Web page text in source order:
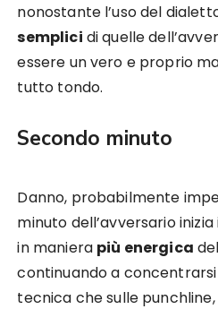
nonostante l’uso del
semplici di quelle
essere un vero e proprio
tutto tondo.
Secondo minuto
Danno, probabilmente
minuto dell’avversario
in maniera più energica
continuando a concentrarsi
tecnica che sulle